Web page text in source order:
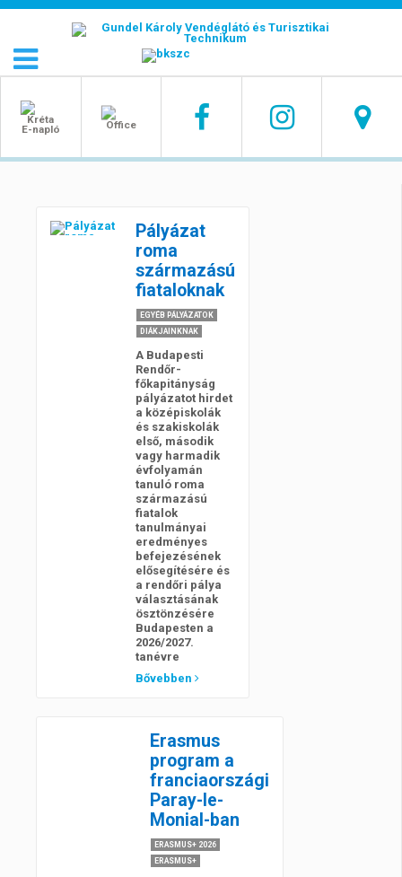
Pályázat
roma
származású
fiataloknak
EGYÉB PÁLYÁZATOK
DIÁKJAINKNAK
A Budapesti
Rendőr-
főkapitányság
pályázatot hirdet
a középiskolák
és szakiskolák
első, második
vagy harmadik
évfolyamán
tanuló roma
származású
fiatalok
tanulmányai
eredményes
befejezésének
elősegítésére és
a rendőri pálya
választásának
ösztönzésére
Budapesten a
2026/2027.
tanévre
Bővebben
Erasmus
program a
franciaországi
Paray-le-
Monial-ban
ERASMUS+ 2026
ERASMUS+